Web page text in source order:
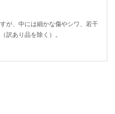
が、中には細かな傷やシワ、若干
訳あり品を除く）。